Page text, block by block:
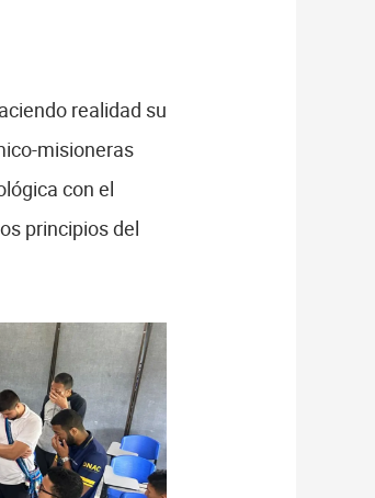
realidad su
misioneras
con el
principios del